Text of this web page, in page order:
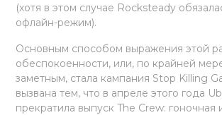
(хотя в этом случае Rocksteady
офлайн-режим).
Основным способом выражения этой
обеспокоенности, или, по крайней
заметным, стала кампания Stop Killing
вызвана тем, что в апреле этого года
прекратила выпуск The Crew: гоночная